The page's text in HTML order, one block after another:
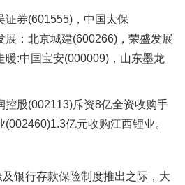
证券(601555)，中国太保
展 ： 北京城建(600266)，荣盛发展
暖:中国宝安(000009)，山东墨龙
控股(002113)斥资8亿全资收购手
亿元收购江西锂业。
银行存款保险制度推出之际，大